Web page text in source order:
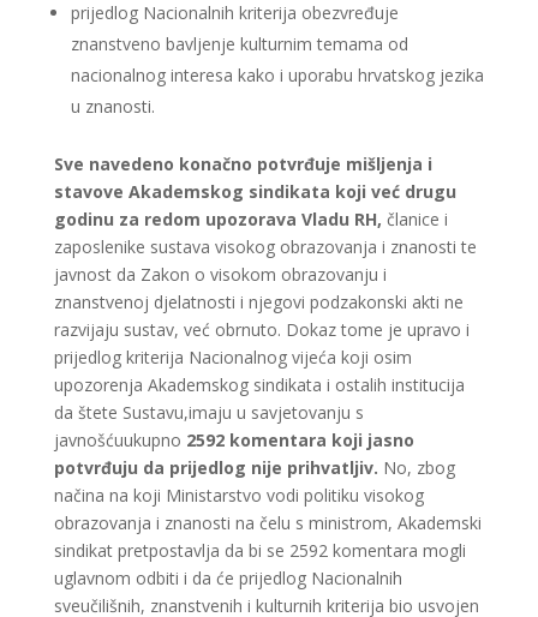
prijedlog Nacionalnih kriterija obezvređuje
znanstveno bavljenje kulturnim temama od
nacionalnog interesa kako i uporabu hrvatskog jezika
u znanosti.
Sve navedeno konačno potvrđuje mišljenja i
stavove Akademskog sindikata koji već drugu
godinu za redom upozorava Vladu RH, članice i
zaposlenike sustava visokog obrazovanja i znanosti te
javnost da Zakon o visokom obrazovanju i
znanstvenoj djelatnosti i njegovi podzakonski akti ne
razvijaju sustav, već obrnuto. Dokaz tome je upravo i
prijedlog kriterija Nacionalnog vijeća koji osim
upozorenja Akademskog sindikata i ostalih institucija
da štete Sustavu,imaju u savjetovanju s
javnošćuukupno 2592 komentara koji jasno
potvrđuju da prijedlog nije prihvatljiv. No, zbog
načina na koji Ministarstvo vodi politiku visokog
obrazovanja i znanosti na čelu s ministrom, Akademski
sindikat pretpostavlja da bi se 2592 komentara mogli
uglavnom odbiti i da će prijedlog Nacionalnih
sveučilišnih, znanstvenih i kulturnih kriterija bio usvojen